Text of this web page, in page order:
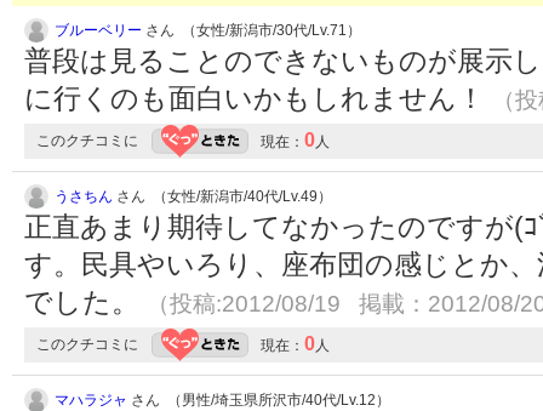
ブルーベリー さん （女性/新潟市/30代/Lv.71）
普段は見ることのできないものが展示
に行くのも面白いかもしれません！
（
このクチコミに 現在： 0人
うさちん さん （女性/新潟市/40代/Lv.49）
正直あまり期待してなかったのですが(
す。民具やいろり、座布団の感じとか
でした。
（投稿:2012/08/19 掲載：2012/08/
このクチコミに 現在： 0人
マハラジャ さん （男性/埼玉県所沢市/40代/Lv.12）